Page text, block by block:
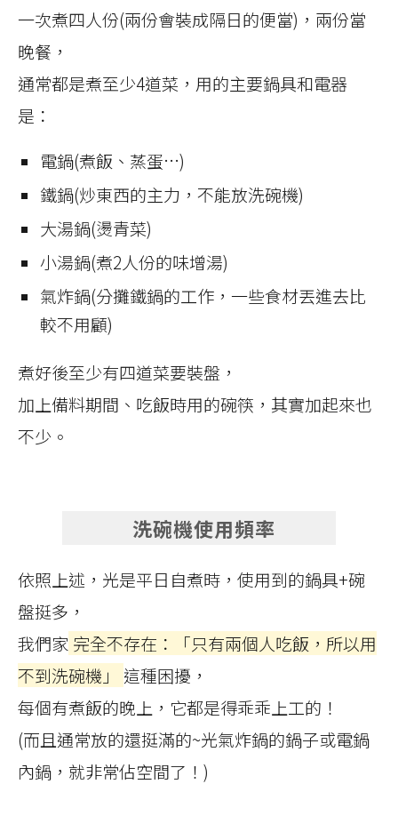
一次煮四人份(兩份會裝成隔日的便當)，兩份當
晚餐，
通常都是煮至少4道菜，用的主要鍋具和電器
是：
電鍋(煮飯、蒸蛋…)
鐵鍋(炒東西的主力，不能放洗碗機)
大湯鍋(燙青菜)
小湯鍋(煮2人份的味增湯)
氣炸鍋(分攤鐵鍋的工作，一些食材丟進去比
較不用顧)
煮好後至少有四道菜要裝盤，
加上備料期間、吃飯時用的碗筷，其實加起來也
不少。
洗碗機使用頻率
依照上述，光是平日自煮時，使用到的鍋具+碗
盤挺多，
我們家 完全不存在：「只有兩個人吃飯，所以用
不到洗碗機」
這種困擾，
每個有煮飯的晚上，它都是得乖乖上工的！
(而且通常放的還挺滿的~光氣炸鍋的鍋子或電鍋
內鍋，就非常佔空間了！)